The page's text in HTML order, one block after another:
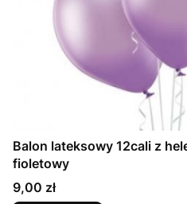
Balon lateksowy 12cali z
fioletowy
Cena
9,00 zł